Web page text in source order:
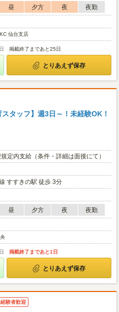
昼 夕方 夜
夜勤
仙台支店
掲載終了まであと25日
とりあえず保存
スタッフ】週3日～！未経験OK！
定内支給（条件・詳細は面接にて）
すすきの駅 徒歩 3分
昼 夕方 夜
夜勤
掲載終了まであと1日
とりあえず保存
験者歓迎